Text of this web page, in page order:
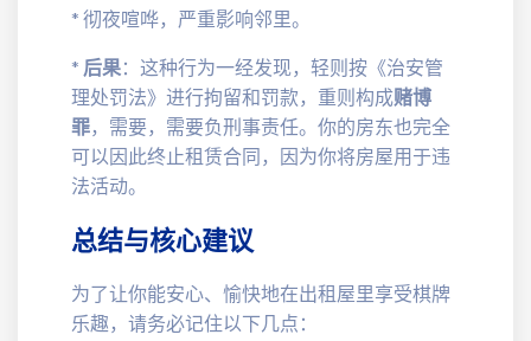
* 彻夜喧哗，严重影响邻里。
* 后果：这种行为一经发现，轻则按《治安管
理处罚法》进行拘留和罚款，重则构成赌博
罪，需要，需要负刑事责任。你的房东也完全
可以因此终止租赁合同，因为你将房屋用于违
法活动。
总结与核心建议
为了让你能安心、愉快地在出租屋里享受棋牌
乐趣，请务必记住以下几点：